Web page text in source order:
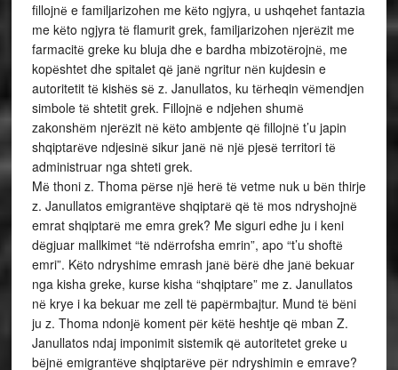
fillojnё e familjarizohen me kёto ngjyra, u ushqehet fantazia
me kёto ngjyra tё flamurit grek, familjarizohen njerёzit me
farmacitё greke ku bluja dhe e bardha mbizotёrojnё, me
kopёshtet dhe spitalet qё janё ngritur nёn kujdesin e
autoritetit tё kishёs sё z. Janullatos, ku tёrheqin vёmendjen
simbole tё shtetit grek. Fillojnё e ndjehen shumё
zakonshёm njerёzit nё kёto ambjente qё fillojnё t’u japin
shqiptarёve ndjesinё sikur janё nё njё pjesё territori tё
administruar nga shteti grek.
Mё thoni z. Thoma pёrse njё herё tё vetme nuk u bёn thirje
z. Janullatos emigrantёve shqiptarё qё tё mos ndryshojnё
emrat shqiptarё me emra grek? Me siguri edhe ju i keni
dёgjuar mallkimet “tё ndёrrofsha emrin”, apo “t’u shoftё
emri”. Kёto ndryshime emrash janё bёrё dhe janё bekuar
nga kisha greke, kurse kisha “shqiptare” me z. Janullatos
nё krye i ka bekuar me zell tё papёrmbajtur. Mund tё bёni
ju z. Thoma ndonjё koment pёr kёtё heshtje qё mban Z.
Janullatos ndaj imponimit sistemik qё autoritetet greke u
bёjnё emigrantёve shqiptarёve pёr ndryshimin e emrave?